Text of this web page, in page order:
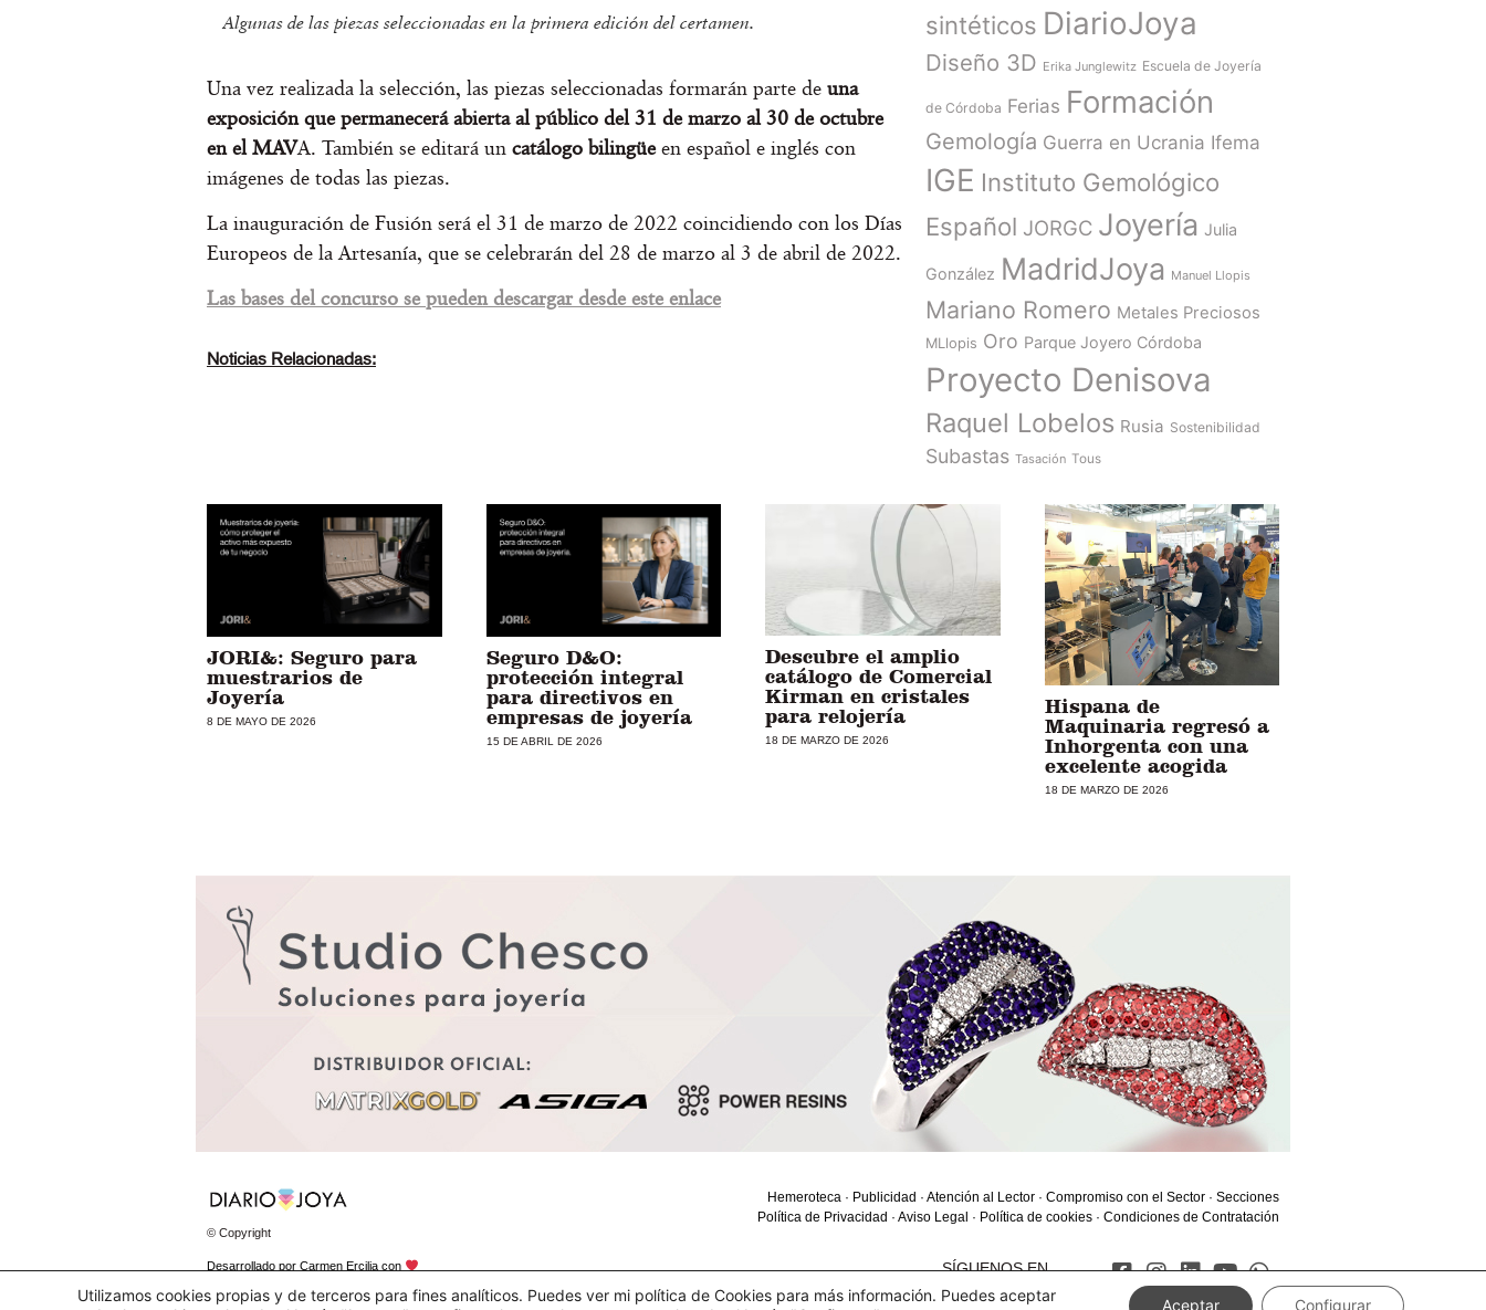
Algunas de las piezas seleccionadas en la primera edición del certamen.
Una vez realizada la selección, las piezas seleccionadas formarán parte de una
exposición que permanecerá abierta al público del 31 de marzo al 30 de octubre
en el MAVA. También se editará un catálogo bilingüeen español e inglés con
imágenes de todas las piezas.
La inauguración de Fusión será el 31 de marzo de 2022 coincidiendo con los Días
Europeos de la Artesanía, que se celebrarán del 28 de marzo al 3 de abril de 2022.
Las bases del concurso se pueden descargar desde este enlace
Noticias Relacionadas:
sintéticos DiarioJoya
Diseño 3D Erika Junglewitz Escuela de Joyería
de Córdoba Ferias Formación
Gemología Guerra en Ucrania Ifema
IGE Instituto Gemológico
Español JORGC Joyería Julia
González MadridJoya Manuel Llopis
Mariano Romero Metales Preciosos
MLlopis Oro Parque Joyero Córdoba
Proyecto Denisova
Raquel Lobelos Rusia Sostenibilidad
Subastas Tasación Tous
JORI&: Seguro para
muestrarios de
Joyería
8 DE MAYO DE 2026
Seguro D&O:
protección integral
para directivos en
empresas de joyería
15 DE ABRIL DE 2026
Descubre el amplio
catálogo de Comercial
Kirman en cristales
para relojería
18 DE MARZO DE 2026
Hispana de
Maquinaria regresó a
Inhorgenta con una
excelente acogida
18 DE MARZO DE 2026
© Copyright
Hemeroteca · Publicidad · Atención al Lector · Compromiso con el Sector · Secciones
Política de Privacidad · Aviso Legal · Política de cookies · Condiciones de Contratación
Desarrollado por Carmen Ercilia con SÍGUENOS EN
Utilizamos cookies propias y de terceros para fines analíticos. Puedes ver mi política de Cookies para más información. Puedes aceptar
Aceptar Configurar